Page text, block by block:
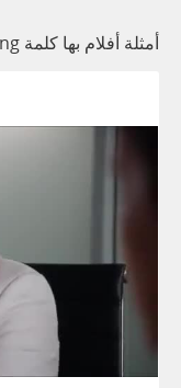
أمثلة أفلام بها كلمة Directing